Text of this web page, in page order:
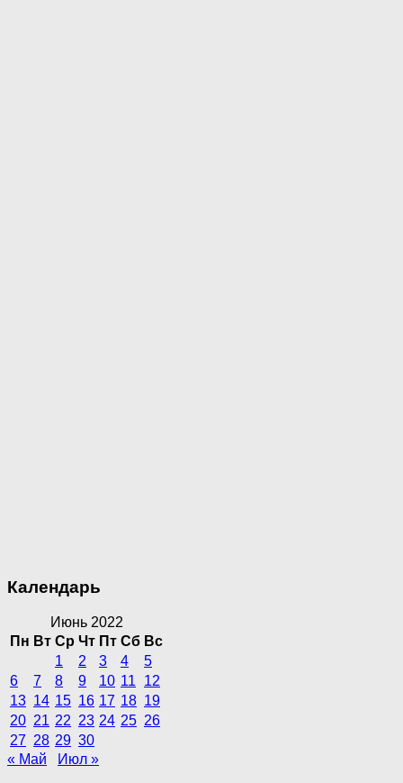
Календарь
Июнь 2022
Пн Вт Ср Чт Пт Сб Вс
1
2 3 4
5
6
7 8 9 10 11
12
13 14 15 16 17 18 19
20 21 22 23 24 25 26
27 28 29 30
« Май
Июл »